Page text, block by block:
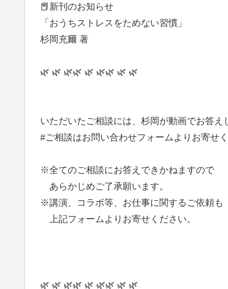
📕新刊のお知らせ
「おうちストレスをためない習慣」
杉岡充爾 著
🌿 🌿 🌿🌿 🌿 🌿🌿 🌿 🌿
いただいたご相談には、杉岡が動画でお答え
#ご相談はお問い合わせフォームよりお寄せ
※全てのご相談にお答えできかねますので
あらかじめご了承願います。
※講演、コラボ等、お仕事に関するご依頼も
上記フォームよりお寄せください。
🌿 🌿 🌿🌿 🌿 🌿🌿 🌿 🌿